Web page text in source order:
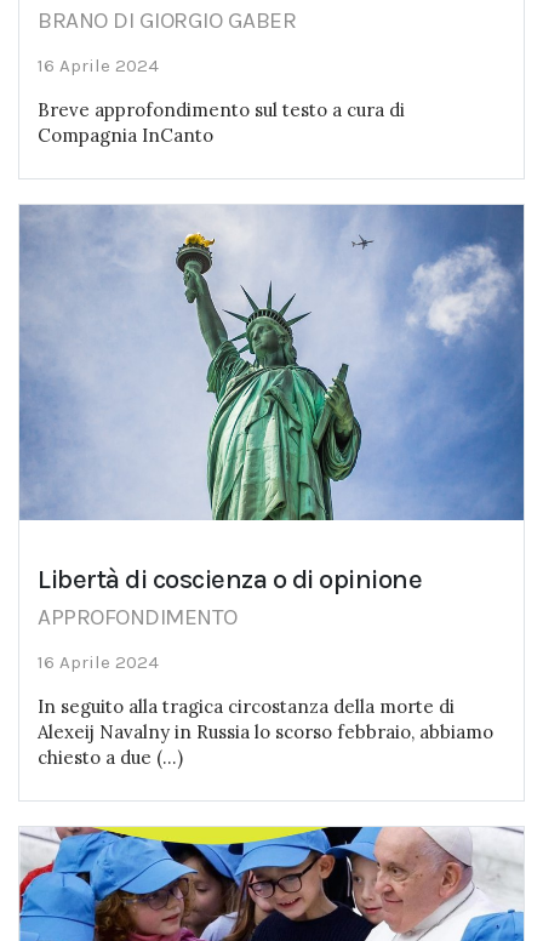
BRANO DI GIORGIO GABER
16 Aprile 2024
Breve approfondimento sul testo a cura di
Compagnia InCanto
Libertà di coscienza o di opinione
APPROFONDIMENTO
16 Aprile 2024
In seguito alla tragica circostanza della morte di
Alexeij Navalny in Russia lo scorso febbraio, abbiamo
chiesto a due (...)